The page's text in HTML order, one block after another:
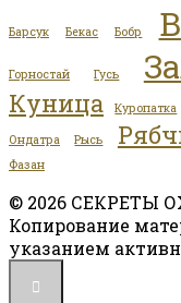
Барсук Бекас Бобр
Горностай Гусь
Куница Куропатка
Ондатра Рысь
Фазан
© 2026 СЕКРЕТЫ
Копирование
указанием